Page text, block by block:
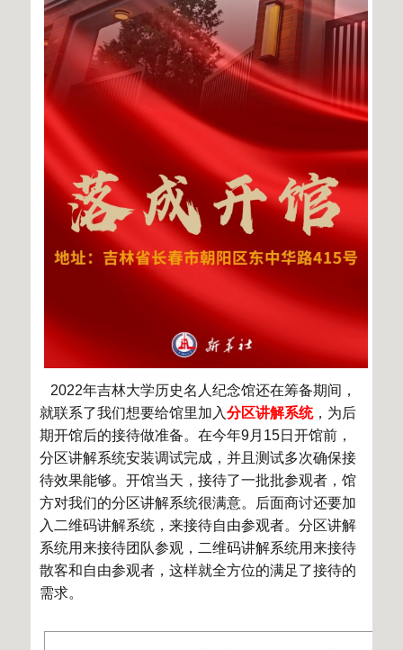
2022年吉林大学历史名人纪念馆还在筹备期间，
就联系了我们想要给馆里加入分区讲解系统，为后
期开馆后的接待做准备。在今年9月 15日开馆前，
分区讲解系统安装调试完成，并且测试多次确保接
待效果能够。开馆当天，接待了一批批参观者，馆
方对我们的分区讲解系统很满意。后面商讨还要加
入二维码讲解系统，来接待自由参观者。分区讲解
系统用来接待团队参观，二维码讲解系统用来接待
散客和自由参观者，这样就全方位的满足了接待的
需求。